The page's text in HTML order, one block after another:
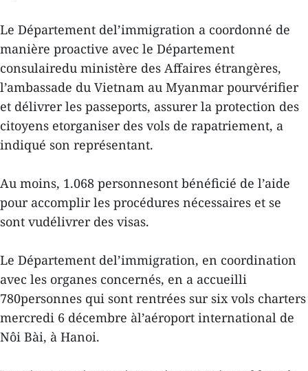
Le Département del’immigration a coordonné de
manière proactive avec le Département
consulairedu ministère des Affaires étrangères,
l’ambassade du Vietnam au Myanmar pourvérifier
et délivrer les passeports, assurer la protection des
citoyens etorganiser des vols de rapatriement, a
indiqué son représentant.
Au moins, 1.068 personnesont bénéficié de l’aide
pour accomplir les procédures nécessaires et se
sont vudélivrer des visas.
Le Département del’immigration, en coordination
avec les organes concernés, en a accueilli
780personnes qui sont rentrées sur six vols charters
mercredi 6 décembre àl’aéroport international de
Nôi Bài, à Hanoi.